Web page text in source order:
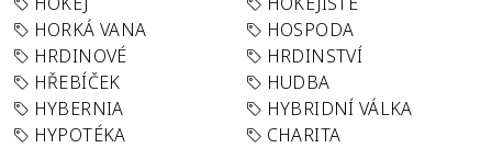
HORKÁ VANA
HOSPODA
HRDINOVÉ
HRDINSTVÍ
HŘEBÍČEK
HUDBA
HYBERNIA
HYBRIDNÍ VÁLKA
HYPOTÉKA
CHARITA